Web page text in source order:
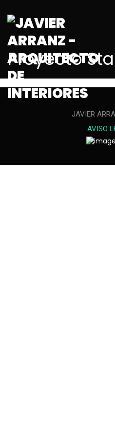
Proyecto
JAVIER
AVISO